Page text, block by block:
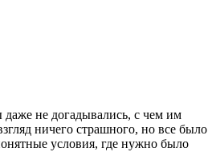
не догадывались, с чем им
ничего страшного, но все было
условия, где нужно было